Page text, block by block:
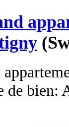
de bien: